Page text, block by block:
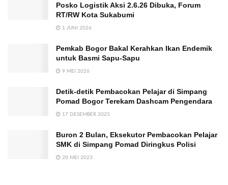
Posko Logistik Aksi 2.6.26 Dibuka, Forum
RT/RW Kota Sukabumi
1 JUNI 2026
Pemkab Bogor Bakal Kerahkan Ikan Endemik
untuk Basmi Sapu-Sapu
9 MEI 2026
Detik-detik Pembacokan Pelajar di Simpang
Pomad Bogor Terekam Dashcam Pengendara
17 DESEMBER 2025
Buron 2 Bulan, Eksekutor Pembacokan Pelajar
SMK di Simpang Pomad Diringkus Polisi
20 MEI 2023